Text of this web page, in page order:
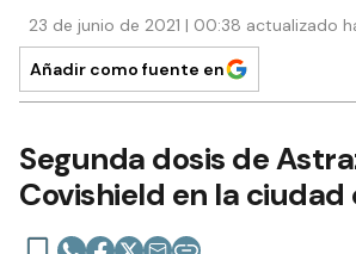
23 de junio de 2021 | 00:38 actualizado
Añadir como fuente en
Segunda dosis de
Covishield en la